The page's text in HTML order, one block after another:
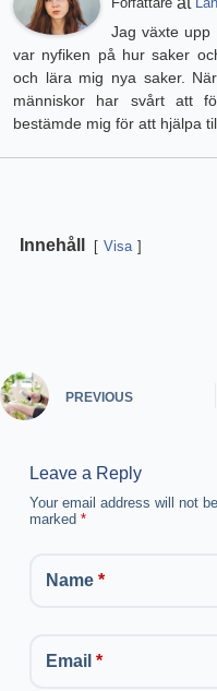
Jag växte upp
var nyfiken på hur saker
och lära mig nya saker.
människor har svårt att
bestämde mig för att hjälpa
Innehåll Visa
PREVIOUS
Leave a Reply
Your email address will not
marked *
Name*
Email *